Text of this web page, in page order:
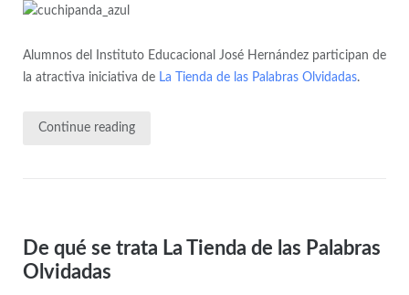
Alumnos del Instituto Educacional José Hernández participan de
la atractiva iniciativa de La Tienda de las Palabras Olvidadas.
Continue reading
De qué se trata La Tienda de las Palabras
Olvidadas